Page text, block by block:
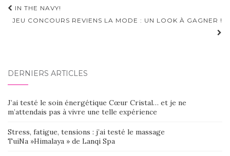
Navigation
d'article
IN THE NAVY!
JEU CONCOURS REVIENS LA MODE : UN LOOK À GAGNER !
DERNIERS ARTICLES
J’ai testé le soin énergétique Cœur Cristal… et je ne
m’attendais pas à vivre une telle expérience
Stress, fatigue, tensions : j’ai testé le massage
TuiNa »Himalaya » de Lanqi Spa